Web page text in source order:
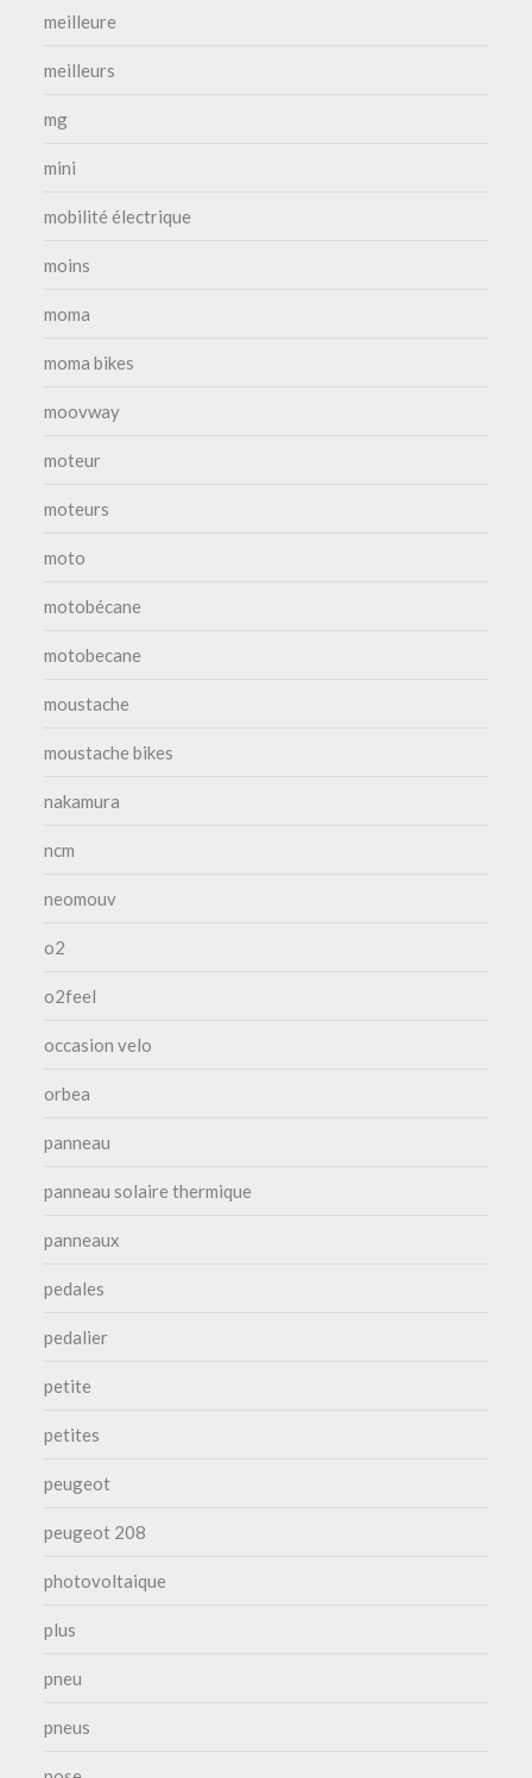
meilleure
meilleurs
mg
mini
mobilité électrique
moins
moma
moma bikes
moovway
moteur
moteurs
moto
motobécane
motobecane
moustache
moustache bikes
nakamura
ncm
neomouv
o2
o2feel
occasion velo
orbea
panneau
panneau solaire thermique
panneaux
pedales
pedalier
petite
petites
peugeot
peugeot 208
photovoltaique
plus
pneu
pneus